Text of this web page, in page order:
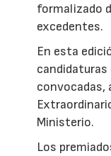
formalizado
excedentes.
En esta
convocadas,
Ministerio.
Los